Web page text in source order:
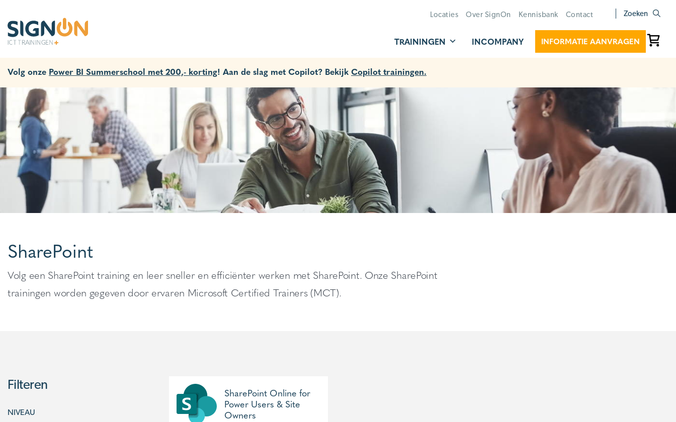
Locaties Over SignOn Kennisbank Contact Zoeken
TRAININGEN INCOMPANY INFORMATIE AANVRAGEN
Volg onze Power BI Summerschool met 200,- korting! Aan de slag met Copilot? Bekijk Copilot trainingen.
SharePoint
Volg een SharePoint training en leer sneller en efficiënter werken met SharePoint. Onze SharePoint
trainingen worden gegeven door ervaren Microsoft Certified Trainers (MCT).
Filteren
NIVEAU
SharePoint Online for
Power Users & Site
Owners